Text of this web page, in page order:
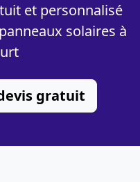
et personnalisé
solaires à
gratuit